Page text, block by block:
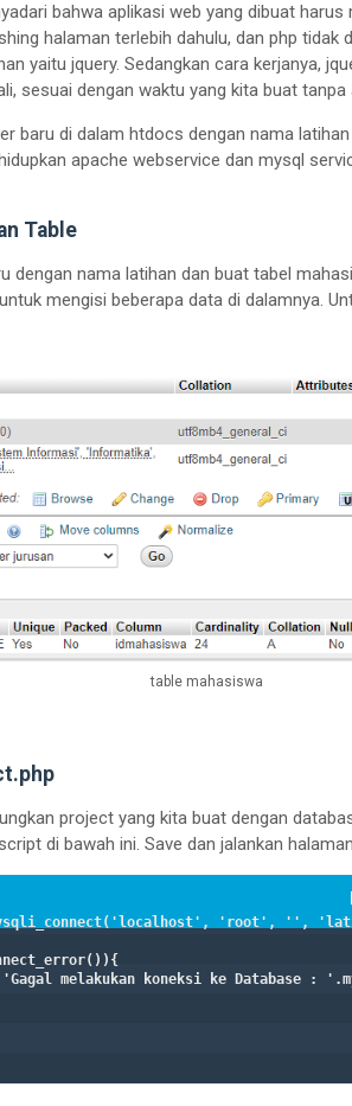
bahwa aplikasi web yang dibuat
halaman terlebih dahulu, dan php tidak
yaitu jquery. Sedangkan cara kerjanya,
sesuai dengan waktu yang kita buat
baru di dalam htdocs dengan nama
apache webservice dan mysql
Table
dengan nama latihan dan buat tabel
mengisi beberapa data di dalamnya.
table mahasiswa
project yang kita buat dengan
di bawah ini. Save dan jalankan